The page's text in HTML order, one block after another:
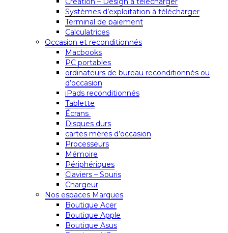
Systèmes d’exploitation à télécharger
Terminal de paiement
Calculatrices
Occasion et reconditionnés
Macbooks
PC portables
ordinateurs de bureau reconditionnés ou
d’occasion
iPads reconditionnés
Tablette
Écrans
Disques durs
cartes mères d’occasion
Processeurs
Mémoire
Périphériques
Claviers – Souris
Chargeur
Nos espaces Marques
Boutique Acer
Boutique Apple
Boutique Asus